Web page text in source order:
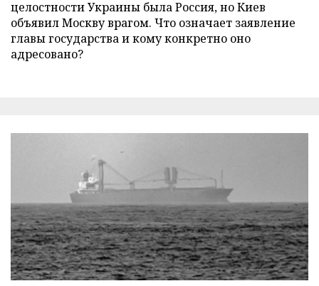
целостности Украины была Россия, но Киев
объявил Москву врагом. Что означает заявление
главы государства и кому конкретно оно
адресовано?